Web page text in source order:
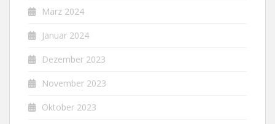
März 2024
Januar 2024
Dezember 2023
November 2023
Oktober 2023